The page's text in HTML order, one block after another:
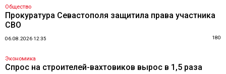
Общество
Прокуратура Севастополя защитила права участника
СВО
06.08.2026 12:35 180
Экономика
Спрос на строителей-вахтовиков вырос в 1,5 раза